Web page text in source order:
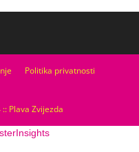
Politika privatnosti
Plava Zvijezda